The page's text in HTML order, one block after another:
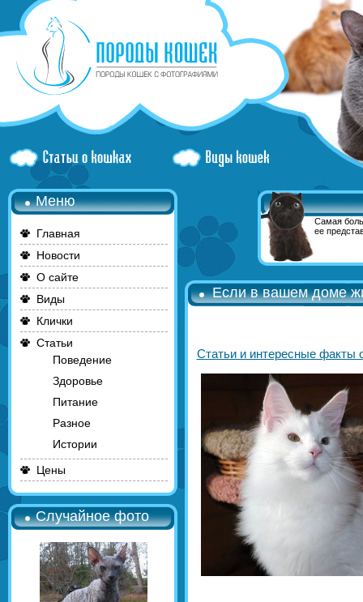
Меню
Главная
Новости
О сайте
Виды
Клички
Статьи
Поведение
Здоровье
Питание
Разное
Истории
Цены
Случайное фото
Самая
ее
Если в вашем доме
Статьи и интересные факты